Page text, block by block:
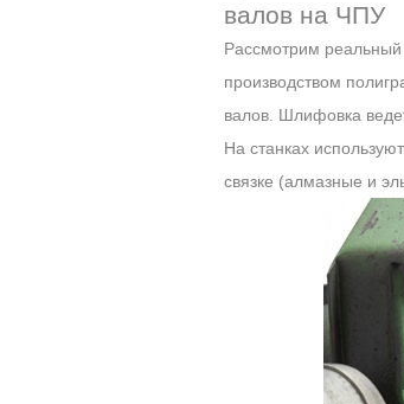
валов на ЧПУ
Рассмотрим
производством
валов. Шлифовка
На станках
связке (алмазные и